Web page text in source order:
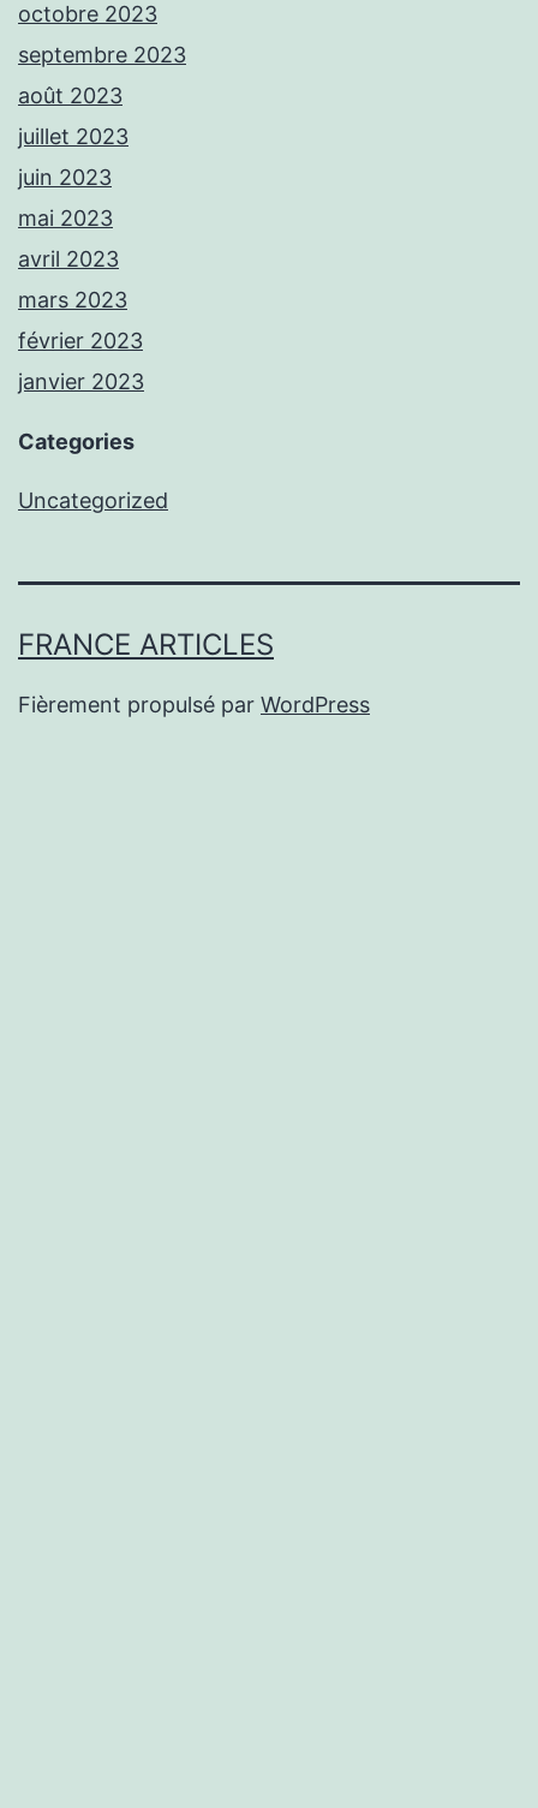
octobre 2023
septembre 2023
août 2023
juillet 2023
juin 2023
mai 2023
avril 2023
mars 2023
février 2023
janvier 2023
Categories
Uncategorized
FRANCE ARTICLES
Fièrement propulsé par WordPress